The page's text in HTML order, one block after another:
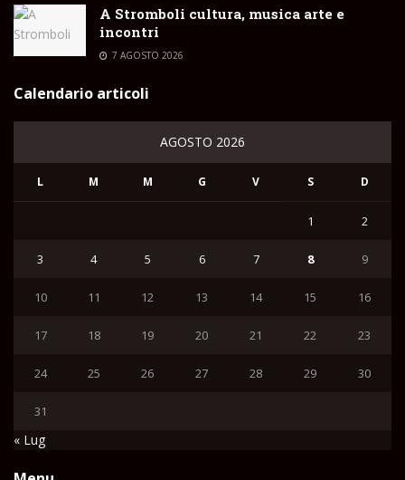
A Stromboli cultura, musica arte e
incontri
7 AGOSTO 2026
Calendario articoli
AGOSTO 2026
L M M G V S D
1 2
3 4 5 6 7 8 9
10 11 12 13 14 15 16
17 18 19 20 21 22 23
24 25 26 27 28 29 30
31
« Lug